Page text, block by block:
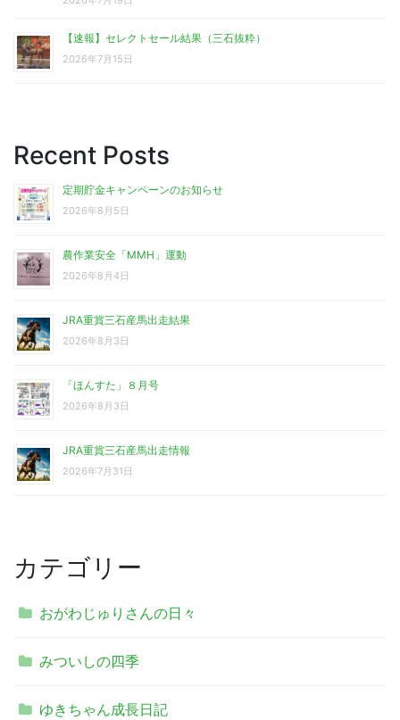
【速報】セレクトセール結果（三石抜粋）
2026年7月15日
Recent Posts
定期貯金キャンペーンのお知らせ
2026年8月5日
農作業安全「MMH」運動
2026年8月4日
JRA重賞三石産馬出走結果
2026年8月3日
「ほんすた」８月号
2026年8月3日
JRA重賞三石産馬出走情報
2026年7月31日
カテゴリー
おがわじゅりさんの日々
みついしの四季
ゆきちゃん成長日記